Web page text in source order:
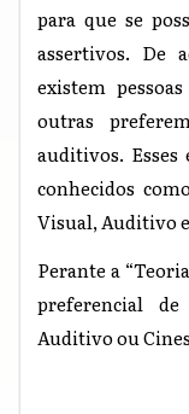
para que se
assertivos. De
existem
outras
auditivos. Esses
conhecidos
Visual, Auditivo e
Perante a
preferencial
Auditivo ou